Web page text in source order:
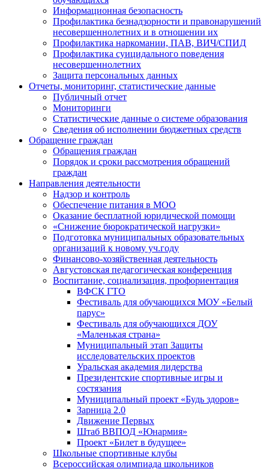
Информационная безопасность
Профилактика безнадзорности и правонарушений
несовершеннолетних и в отношении их
Профилактика наркомании, ПАВ, ВИЧ/СПИД
Профилактика суицидального поведения
несовершеннолетних
Защита персональных данных
Отчеты, мониторинг, статистические данные
Публичный отчет
Мониторинги
Статистические данные о системе образования
Сведения об исполнении бюджетных средств
Обращение граждан
Обращения граждан
Порядок и сроки рассмотрения обращений
граждан
Направления деятельности
Надзор и контроль
Обеспечение питания в МОО
Оказание бесплатной юридической помощи
«Снижение бюрократической нагрузки»
Подготовка муниципальных образовательных
организаций к новому уч.году
Финансово-хозяйственная деятельность
Августовская педагогическая конференция
Воспитание, социализация, профориентация
ВФСК ГТО
Фестиваль для обучающихся МОУ «Белый
парус»
Фестиваль для обучающихся ДОУ
«Маленькая страна»
Муниципальный этап Защиты
исследовательских проектов
Уральская академия лидерства
Президентские спортивные игры и
состязания
Муниципальный проект «Будь здоров»
Зарница 2.0
Движение Первых
Штаб ВВПОД «Юнармия»
Проект «Билет в будущее»
Школьные спортивные клубы
Всероссийская олимпиада школьников